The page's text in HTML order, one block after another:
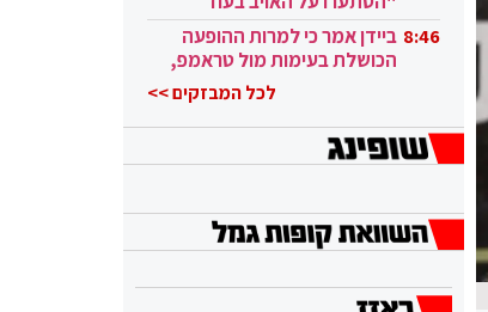
ובגבורה" 8:46 ביידן אמר כי למרות ההופעה
הכושלת בעימות מול טראמפ,
לכל המבזקים >>